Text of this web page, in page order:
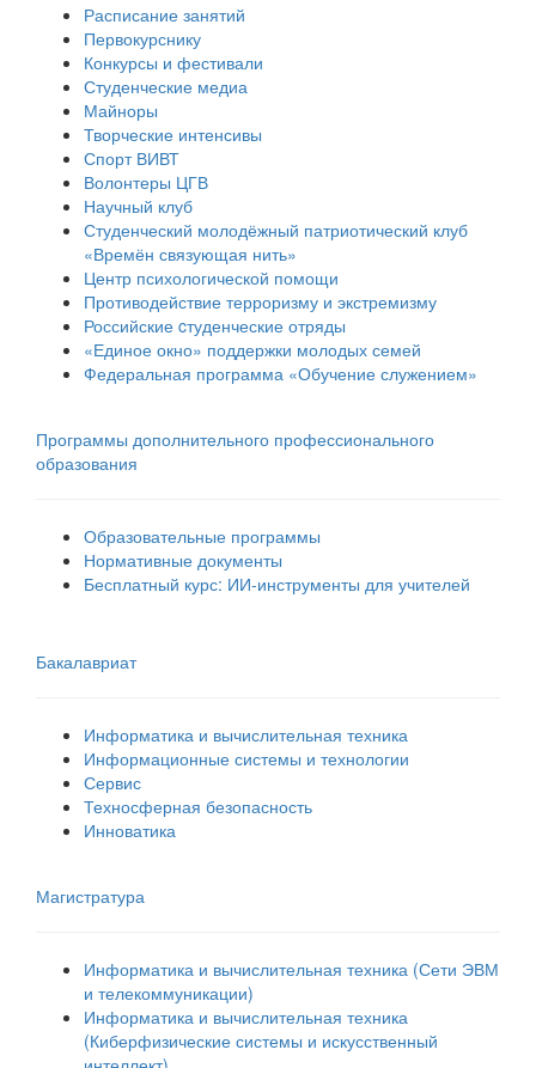
Расписание занятий
Первокурснику
Конкурсы и фестивали
Студенческие медиа
Майноры
Творческие интенсивы
Спорт ВИВТ
Волонтеры ЦГВ
Научный клуб
Студенческий молодёжный патриотический клуб
«Времён связующая нить»
Центр психологической помощи
Противодействие терроризму и экстремизму
Российские cтуденческие отряды
«Единое окно» поддержки молодых семей
Федеральная программа «Обучение служением»
Программы дополнительного профессионального
образования
Образовательные программы
Нормативные документы
Бесплатный курс: ИИ‑инструменты для учителей
Бакалавриат
Информатика и вычислительная техника
Информационные системы и технологии
Сервис
Техносферная безопасность
Инноватика
Магистратура
Информатика и вычислительная техника (Сети ЭВМ
и телекоммуникации)
Информатика и вычислительная техника
(Киберфизические системы и искусственный